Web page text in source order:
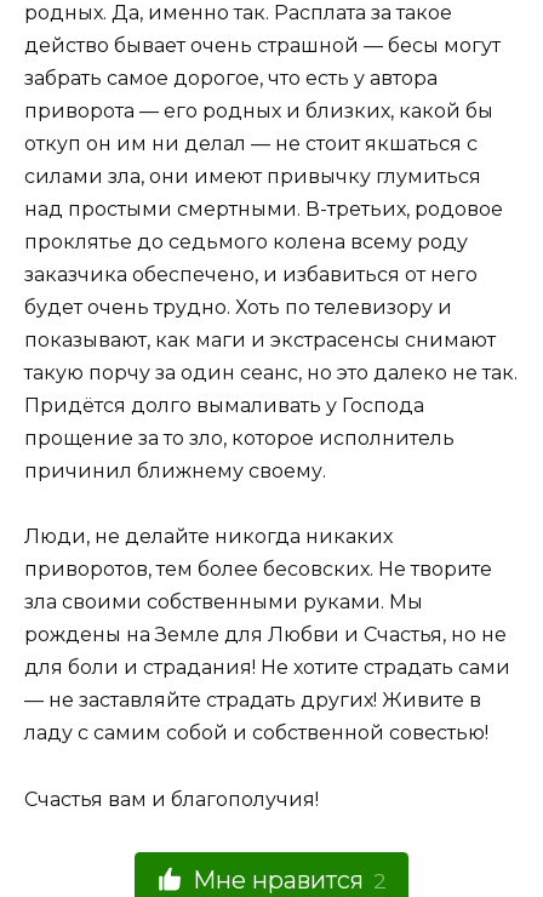
родных. Да, именно так. Расплата за такое
действо бывает очень страшной — бесы могут
забрать самое дорогое, что есть у автора
приворота — его родных и близких, какой бы
откуп он им ни делал — не стоит якшаться с
силами зла, они имеют привычку глумиться
над простыми смертными. В-третьих, родовое
проклятье до седьмого колена всему роду
заказчика обеспечено, и избавиться от него
будет очень трудно. Хоть по телевизору и
показывают, как маги и экстрасенсы снимают
такую порчу за один сеанс, но это далеко не так.
Придётся долго вымаливать у Господа
прощение за то зло, которое исполнитель
причинил ближнему своему.
Люди, не делайте никогда никаких
приворотов, тем более бесовских. Не творите
зла своими собственными руками. Мы
рождены на Земле для Любви и Счастья, но не
для боли и страдания! Не хотите страдать сами
— не заставляйте страдать других! Живите в
ладу с самим собой и собственной совестью!
Счастья вам и благополучия!
Мне нравится 2